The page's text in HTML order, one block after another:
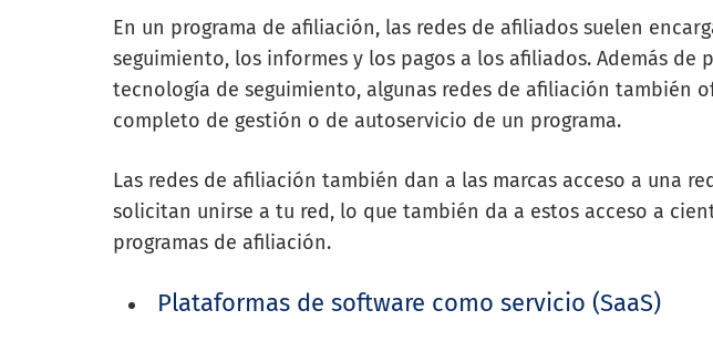
En un programa de afiliación, las redes de afiliados suelen
seguimiento, los informes y los pagos a los afiliados. Además de
tecnología de seguimiento, algunas redes de afiliación también
completo de gestión o de autoservicio de un programa.
Las redes de afiliación también dan a las marcas acceso a una
solicitan unirse a tu red, lo que también da a estos acceso a
programas de afiliación.
Plataformas de software como servicio (SaaS)